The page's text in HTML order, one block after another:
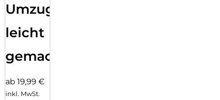
Umzug
leicht
gemacht!
ab 19,99 €
inkl. MwSt.